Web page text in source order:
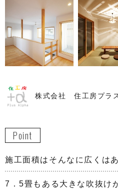
株式会社 住工房プラ
Point
施工面積はそんなに広くは
7．5畳もある大きな吹抜け